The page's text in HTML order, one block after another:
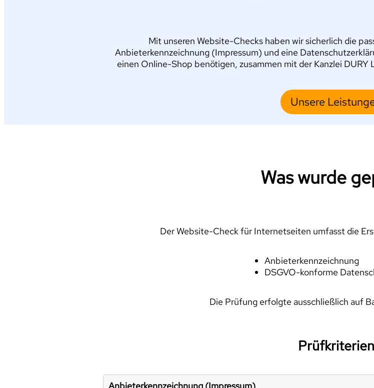
Mit unseren Website-Checks haben wir sicherlich die
Anbieterkennzeichnung (Impressum) und eine
einen Online-Shop benötigen, zusammen mit der Kanzlei DURY
Unsere
Was wurde
Der Website-Check für Internetseiten umfasst die
Anbieterkennzeichnung
DSGVO-konforme
Die Prüfung erfolgte ausschließlich auf
Prüfkriterien